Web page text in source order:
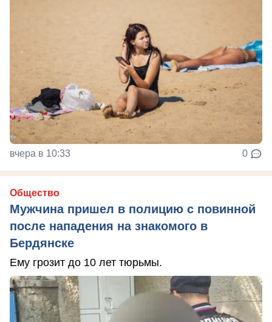
вчера в 10:33 0
Общество
Мужчина пришел в полицию с повинной
после нападения на знакомого в
Бердянске
Ему грозит до 10 лет тюрьмы.